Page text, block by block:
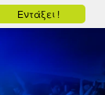
Εντάξει !